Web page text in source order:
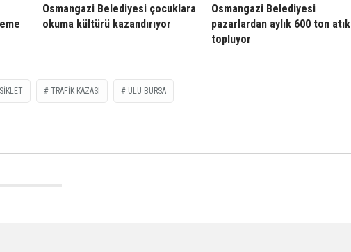
Osmangazi Belediyesi çocuklara
okuma kültürü kazandırıyor
Osmangazi Belediyesi
pazarlardan aylık 600 ton atık
topluyor
TRAFIK KAZASI ULU BURSA